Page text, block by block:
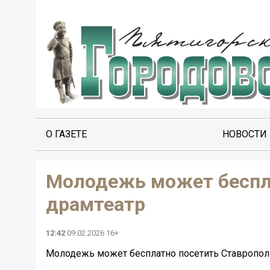
О ГАЗЕТЕ НОВОСТИ
Молодежь может
драмтеатр
12:42 09.02.2026 16+
Молодежь может бесплатно посетить